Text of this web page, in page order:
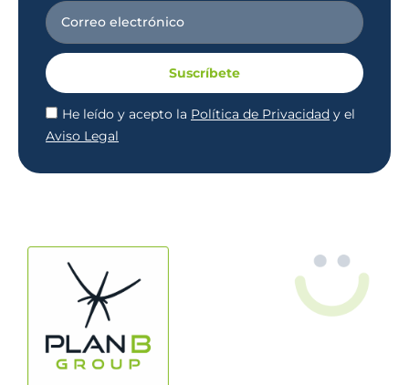
He leído y acepto la Política de Privacidad y el
Aviso Legal
Suscríbete